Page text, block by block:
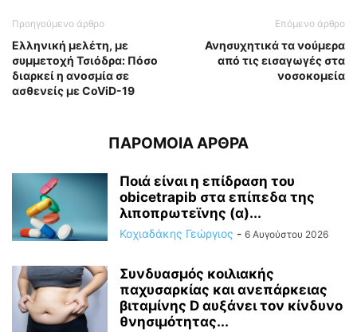
Προηγούμενο άρθρο
Ελληνική μελέτη, με
συμμετοχή Τσιόδρα: Πόσο
διαρκεί η ανοσμία σε
ασθενείς με CoViD-19
Επόμενο άρθρο
Ανησυχητικά τα νούμερα
από τις εισαγωγές στα
νοσοκομεία
ΠΑΡΟΜΟΙΑ ΑΡΘΡΑ
Ποιά είναι η επίδραση του
obicetrapib στα επίπεδα της
λιποπρωτεϊνης (α)...
Κοχιαδάκης Γεώργιος - 6 Αυγούστου 2026
Συνδυασμός κοιλιακής
παχυσαρκίας και ανεπάρκειας
βιταμίνης D αυξάνει τον κίνδυνο
θνησιμότητας...